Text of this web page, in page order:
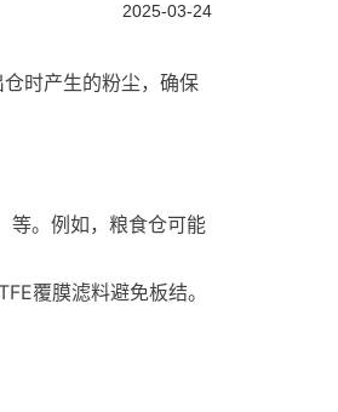
2025-03-24
时产生的粉尘，确保
等。例如，粮食仓可能
覆膜滤料避免板结。